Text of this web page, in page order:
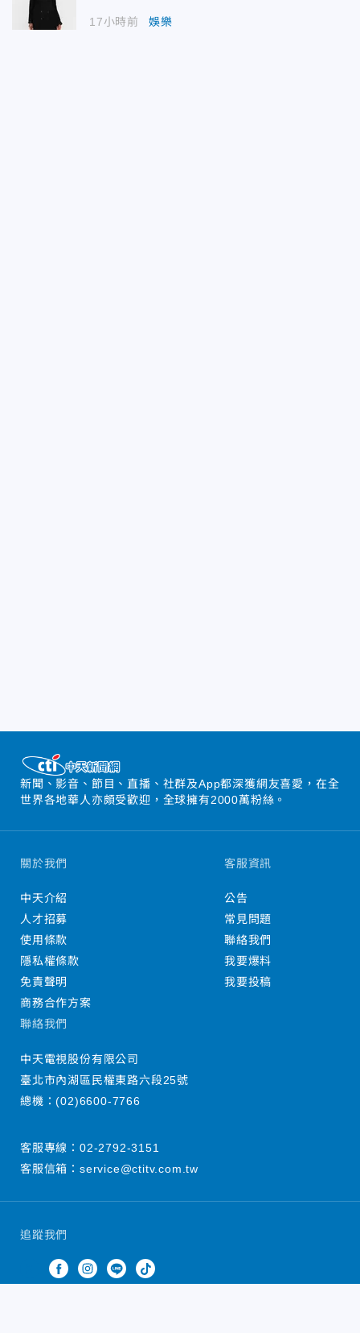
17小時前 娛樂
新聞、影音、節目、直播、社群及App都深獲網友喜愛，在全
世界各地華人亦頗受歡迎，全球擁有2000萬粉絲。
追蹤我們
關於我們
中天介紹
人才招募
使用條款
隱私權條款
免責聲明
商務合作方案
客服資訊
公告
常見問題
聯絡我們
我要爆料
我要投稿
聯絡我們
中天電視股份有限公司
臺北市內湖區民權東路六段25號
總機：(02)6600-7766
客服專線： 02-2792-3151
客服信箱： service@ctitv.com.tw